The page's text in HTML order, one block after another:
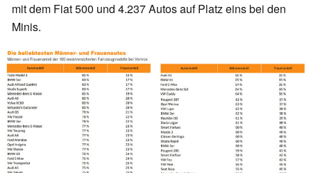
mit dem Fiat 500 und 4.237 Autos auf Platz eins bei den
Minis.